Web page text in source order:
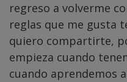
regreso a volverme
reglas que me gusta
quiero compartirte,
empieza cuando
cuando aprendemos